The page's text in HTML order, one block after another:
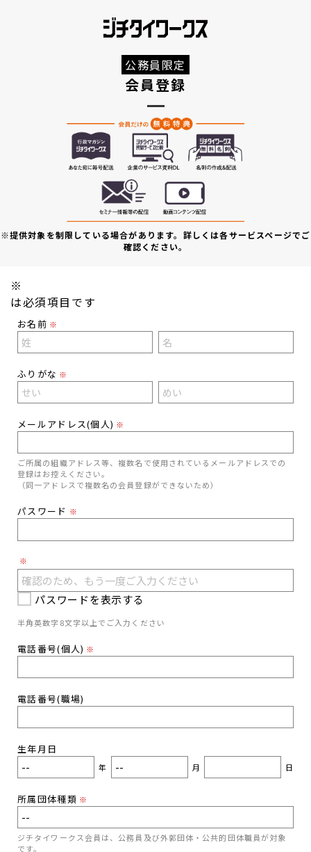
公務員限定
会員登録
※提供対象を制限している場合があります。詳しくは各サービスページでご
確認ください。
※
は必須項目です
お名前 ※
ふりがな ※
メールアドレス(個人) ※
ご所属の組織アドレス等、複数名で使用されているメールアドレスでの
登録はお控えください。
（同一アドレスで複数名の会員登録ができないため）
パスワード ※
※
パスワードを表示する
半角英数字8文字以上でご入力ください
電話番号(個人) ※
電話番号(職場)
生年月日
年 月 日
所属団体種類 ※
ジチタイワークス会員は、公務員及び外郭団体・公共的団体職員が対象
です。